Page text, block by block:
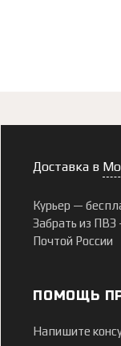
Доставка в
Курьер —
Забрать из ПВЗ
Почтой России
ПОМОЩЬ
Напишите